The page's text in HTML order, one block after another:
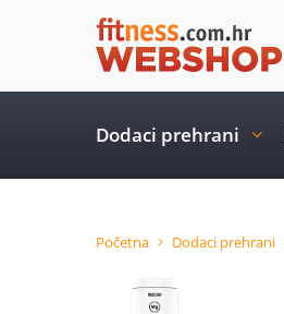
Dodaci prehrani
Početna Dodaci prehrani